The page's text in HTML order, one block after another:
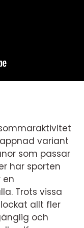
variant
som passar
har sporten
en
Trots vissa
allt fler
och